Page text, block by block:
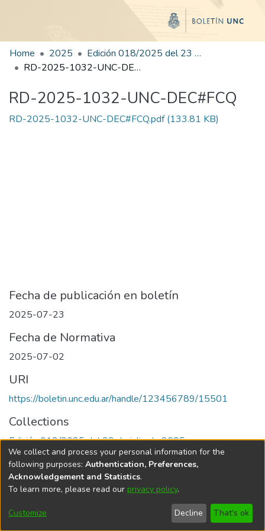
Home 2025
Edición 018/2025 del 23 de julio de 2025
RD-2025-1032-UNC-DEC#FCQ
RD-2025-1032-UNC-DEC#FCQ
RD-2025-1032-UNC-DEC#FCQ.pdf(133.81 KB)
Fecha de publicación en boletín
2025-07-23
Fecha de Normativa
2025-07-02
URI
https://boletin.unc.edu.ar/handle/123456789/15501
Collections
Edición 018/2025 del 23 de julio de 2025
Universidad Nacional de Córdoba
We collect and process your personal information for the
following purposes: Authentication, Preferences,
Acknowledgement and Statistics.
To learn more, please read our privacy policy.
Customize Decline That's ok